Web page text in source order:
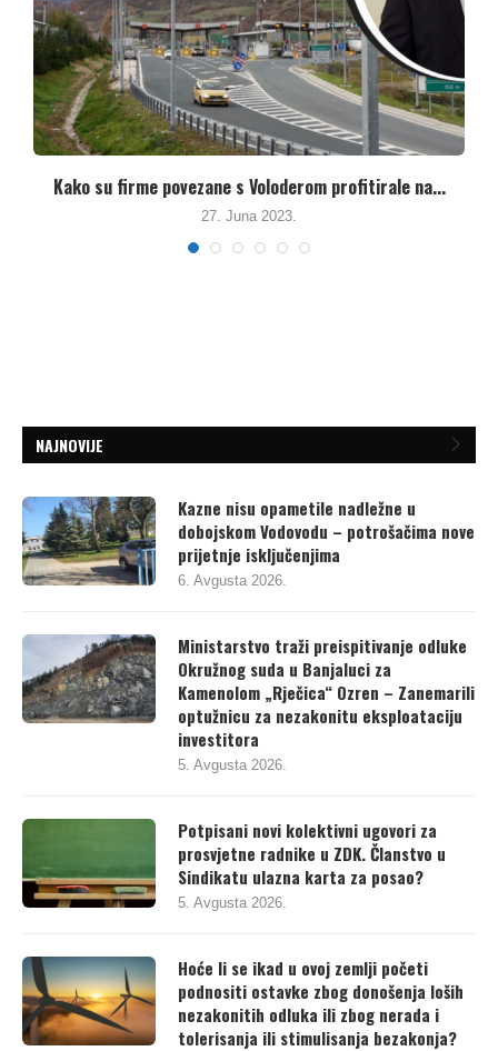
Ima li Vodovod u Bihaću ijednog vodoinstalatera? –...
27. Juna 2023.
NAJNOVIJE
Kazne nisu opametile nadležne u
dobojskom Vodovodu – potrošačima nove
prijetnje isključenjima
6. Avgusta 2026.
Ministarstvo traži preispitivanje odluke
Okružnog suda u Banjaluci za
Kamenolom „Rječica“ Ozren – Zanemarili
optužnicu za nezakonitu eksploataciju
investitora
5. Avgusta 2026.
Potpisani novi kolektivni ugovori za
prosvjetne radnike u ZDK. Članstvo u
Sindikatu ulazna karta za posao?
5. Avgusta 2026.
Hoće li se ikad u ovoj zemlji početi
podnositi ostavke zbog donošenja loših
nezakonitih odluka ili zbog nerada i
tolerisanja ili stimulisanja bezakonja?